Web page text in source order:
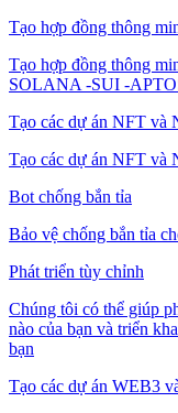
Tạo hợp đồng thông
Tạo hợp đồng thông
SOLANA -SUI -
Tạo các dự án NFT và
Tạo các dự án NFT và
Bot chống bắn tỉa
Bảo vệ chống bắn tỉa
Phát triển tùy chỉnh
Chúng tôi có thể giúp
nào của bạn và triển
bạn
Tạo các dự án WEB3